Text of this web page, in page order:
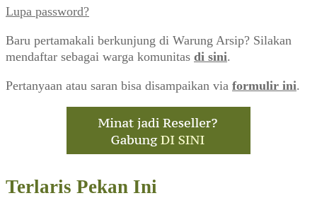
Lupa password?
Baru pertamakali berkunjung di Warung Arsip? Silakan
mendaftar sebagai warga komunitas di sini.
Pertanyaan atau saran bisa disampaikan via formulir ini.
Terlaris Pekan Ini